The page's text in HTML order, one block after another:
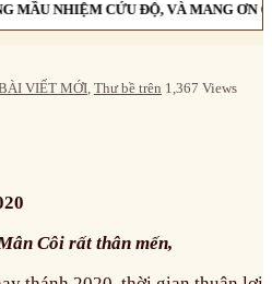
NHIỆM CỨU ĐỘ, VÀ MANG ƠN
VIẾT MỚI Thư bề trên 1,367 Views
Côi rất thân mến,